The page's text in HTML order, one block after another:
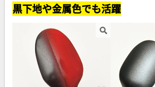
黒下地や金属色でも活躍